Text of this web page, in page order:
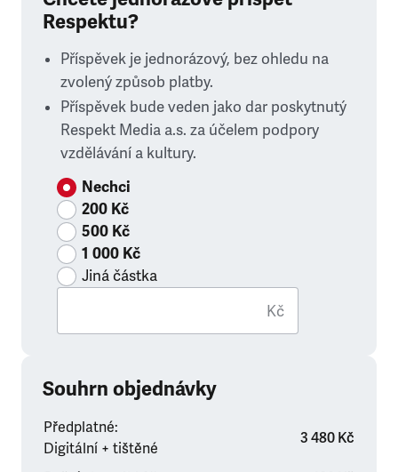
Respektu?
Příspěvek je jednorázový, bez ohledu na
zvolený způsob platby.
Příspěvek bude veden jako dar poskytnutý
Respekt Media a.s. za účelem podpory
vzdělávání a kultury.
Nechci
200 Kč
500 Kč
1 000 Kč
Jiná částka
Kč
Souhrn objednávky
Předplatné:
Digitální + tištěné
3 480 Kč